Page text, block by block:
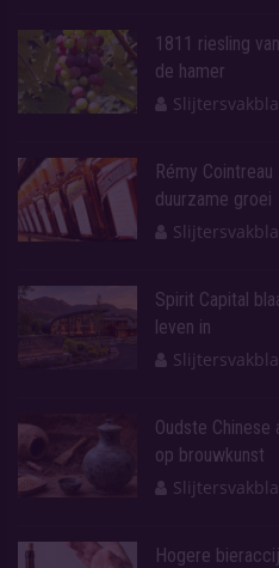
1811 riesling
de hamer
Rémy
duurzame groei
Spirit Capital
leven in
Oudste
op brouwkunst
Hogere